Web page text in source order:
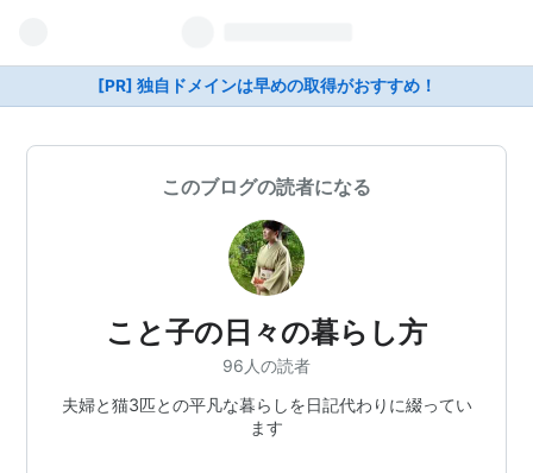
[PR] 独自ドメインは早めの取得がおすすめ！
このブログの読者になる
こと子の日々の暮らし方
96人の読者
夫婦と猫3匹との平凡な暮らしを日記代わりに綴ってい
ます